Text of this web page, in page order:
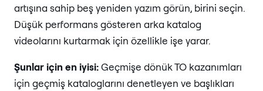
artışına sahip beş yeniden yazım görün, birini seçin.
Düşük performans gösteren arka katalog
videolarını kurtarmak için özellikle işe yarar.
Şunlar için en iyisi:Geçmişe dönük TO kazanımları
için geçmiş kataloglarını denetleyen ve başlıkları